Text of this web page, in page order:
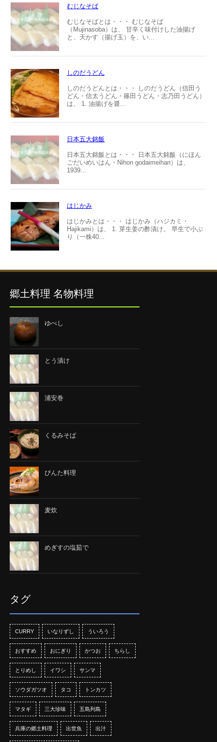
むじなそば
むじなそばとは・・・ むじなそば
（Mujinasoba）は、 甘辛く味付けした油揚げ
と、天かす（揚げ玉）を、い...
しのだうどん
しのだうどんとは・・・ しのだうどん（信田う
どん・信太うどん・篠田うどん・志乃田うどん）
は、 1. 油揚げを醤...
日本五大銘飯
日本五大銘飯とは・・・ 日本五大銘飯（にほん
ごだいめいはん・Nihon godaimeihan）は、
1939...
はじかみ
はじかみとは・・・ はじかみ（ハジカミ・
Hajikami）は、 1. 芽生姜の酢漬け。 早生で小ぶ
り（一株40...
郷土料理 名物料理
ゆべし
とう漬け
浦安巻
くるみそば
びんた料理
麦炊
めぎすの塩茹で
タグ
CURRY いなりずし ういろう
おすすめ おにぎり かつお ちらし
とりめし イワシ サンマ
ソウダガツオ タコ トンカツ
マタギ 三大珍味 五島列島
兵庫の郷土料理 出世魚 出汁